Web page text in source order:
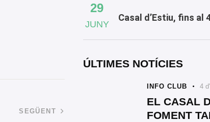
SEGÜENT
29
JUNY
Casal d’Estiu, fins al
ÚLTIMES NOTÍCIES
INFO CLUB 4
EL CASAL
FOMENT